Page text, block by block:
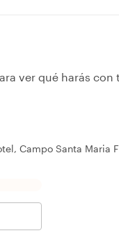
ver qué harás
Campo Santa Maria